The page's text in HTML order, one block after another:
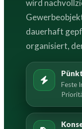
wird
dauerhaft
organisiert,
Feste